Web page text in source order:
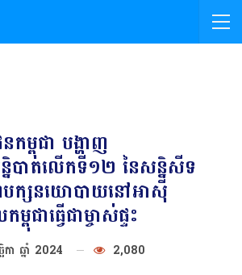
ម្ពុជា បង្ហាញ
បាតលើកទី១២ នៃសន្និសីទ
បក្សនយោបាយនៅអាស៉ី
ជាធ្វើជាម្ចាស់ផ្ទះ
កា ឆ្នាំ 2024 2,080